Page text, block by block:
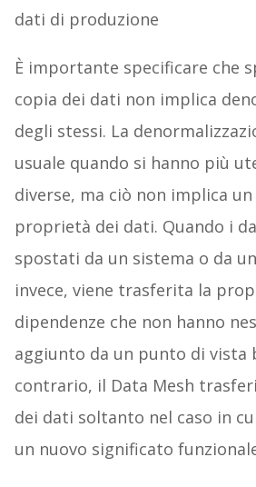
dati di produzione
È importante specificare che
copia dei dati non implica
degli stessi. La
usuale quando si hanno più
diverse, ma ciò non implica
proprietà dei dati. Quando i
spostati da un sistema o da
invece, viene trasferita la
dipendenze che non hanno
aggiunto da un punto di vista
contrario, il Data Mesh
dei dati soltanto nel caso in
un nuovo significato